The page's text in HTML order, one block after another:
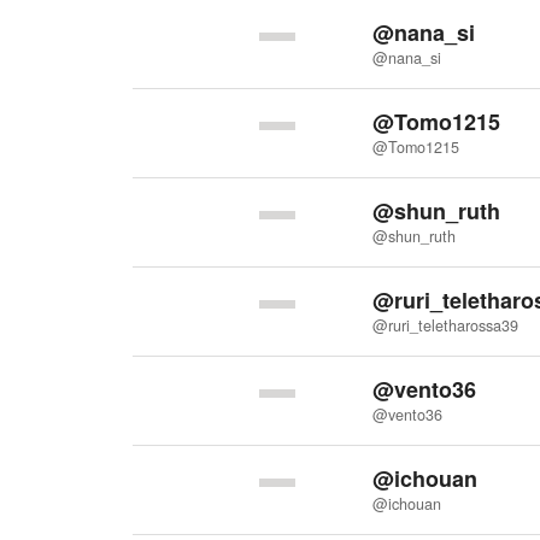
@nana_si
@nana_si
@Tomo1215
@Tomo1215
@shun_ruth
@shun_ruth
@ruri_teletharossa39
@vento36
@vento36
@ichouan
@ichouan